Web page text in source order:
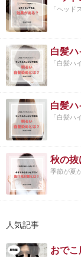
「ヘッド
「白髪ハ
「白髪ハ
季節が夏
人気記事